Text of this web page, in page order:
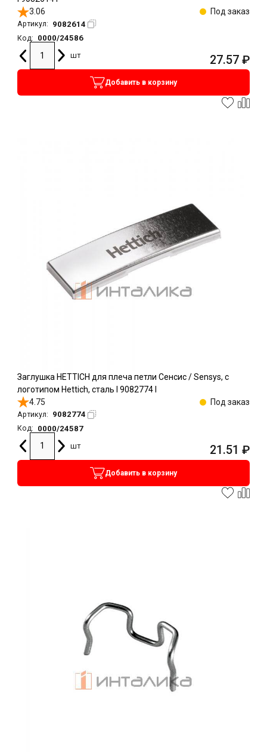
3.06
Под заказ
Артикул: 9082614
Код:
0000/24586
шт
27.57 ₽
Добавить в корзину
Заглушка HETTICH для плеча петли Сенсис / Sensys, с
логотипом Hettich, сталь l 9082774 l
4.75
Под заказ
Артикул: 9082774
Код:
0000/24587
шт
21.51 ₽
Добавить в корзину